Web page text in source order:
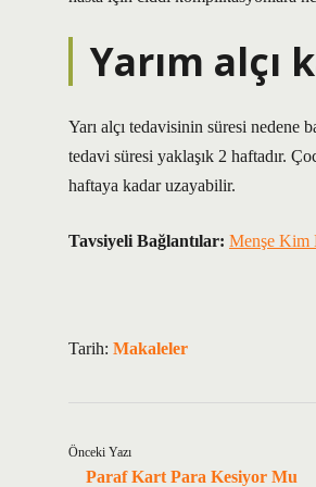
Yarım alçı
Yarı alçı tedavisinin süresi nedene
tedavi süresi yaklaşık 2 haftadır.
haftaya kadar uzayabilir.
Tavsiyeli Bağlantılar: Menşe Kim
Tarih: Makaleler
Önceki Yazı
Paraf Kart Para Kesiyor Mu